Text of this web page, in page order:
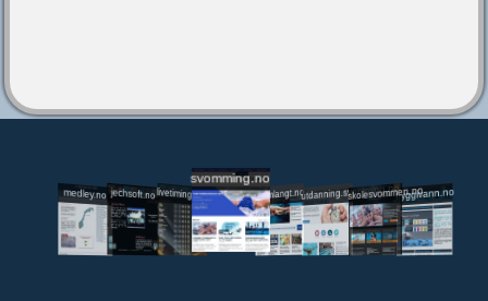
medley.no jechsoft.nolivetiming.medley.no
svomming.no
svomlangt.noutdanning.svomming.no
skolesvommen.notryggivann.no